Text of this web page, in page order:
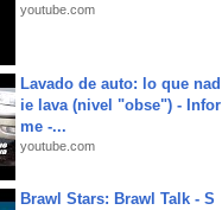
youtube.com
Lavado de auto: lo que nad
ie lava (nivel "obse") - Infor
me -...
youtube.com
Brawl Stars: Brawl Talk - S